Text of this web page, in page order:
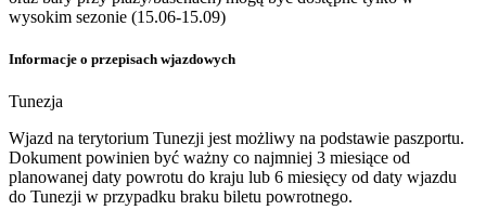
wysokim sezonie (15.06-15.09)
Informacje o przepisach wjazdowych
Tunezja
Wjazd na terytorium Tunezji jest możliwy na podstawie paszportu.
Dokument powinien być ważny co najmniej 3 miesiące od
planowanej daty powrotu do kraju lub 6 miesięcy od daty wjazdu
do Tunezji w przypadku braku biletu powrotnego.